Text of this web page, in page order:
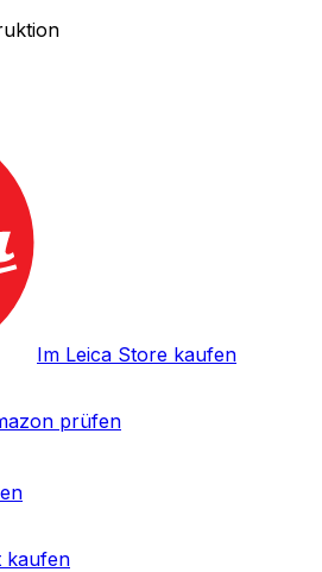
Im Leica Store kaufen
prüfen
kaufen